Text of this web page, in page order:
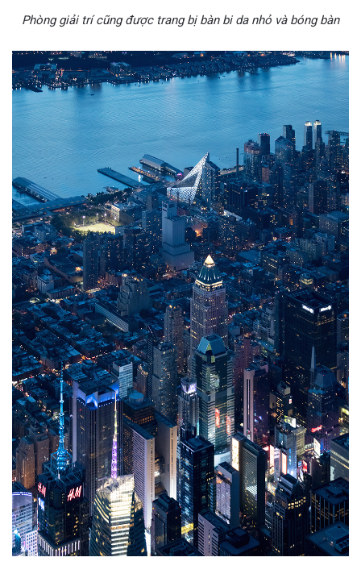
Phòng giải trí cũng được trang bị bàn bi da nhỏ và bóng bàn